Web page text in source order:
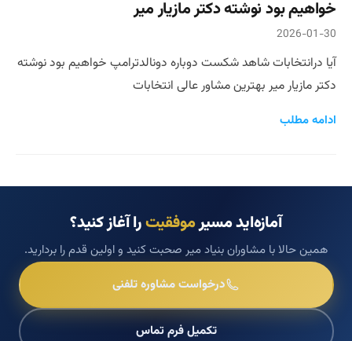
خواهیم بود نوشته دکتر مازیار میر
2026-01-30
آیا درانتخابات شاهد شکست دوباره دونالدترامپ خواهیم بود نوشته
دکتر مازیار میر بهترین مشاور عالی انتخابات
ادامه مطلب
آمازه‌اید مسیرموفقیترا آغاز کنید؟
همین حالا با مشاوران بنیاد میر صحبت کنید و اولین قدم را بردارید.
درخواست مشاوره تلفنی
تکمیل فرم تماس